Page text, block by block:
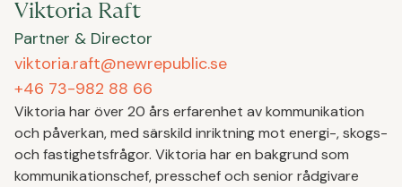
Viktoria Raft
Partner & Director
viktoria.raft@newrepublic.se
+46 73-982 88 66
Viktoria har över 20 års erfarenhet av kommunikation
och påverkan, med särskild inriktning mot energi-, skogs-
och fastighetsfrågor. Viktoria har en bakgrund som
kommunikationschef, presschef och senior rådgivare